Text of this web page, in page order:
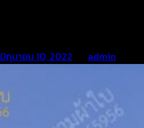
มิถุนายน 10, 2022 admin